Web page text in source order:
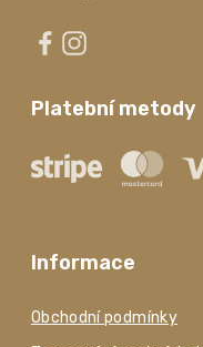
Informace
Obchodní podmínky
Platební metody